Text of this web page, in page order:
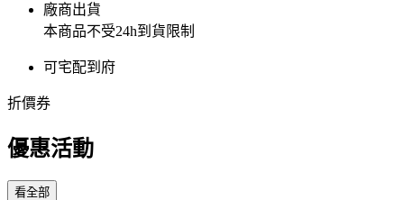
廠商出貨
本商品不受24h到貨限制
可宅配到府
折價券
優惠活動
看全部